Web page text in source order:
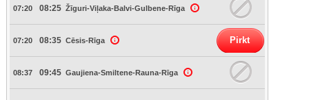
07:20 08:25 Žīguri-Viļaka-Balvi-Gulbene-Rīga
07:20 08:35 Cēsis-Rīga Pirkt
08:37 09:45 Gaujiena-Smiltene-Rauna-Rīga